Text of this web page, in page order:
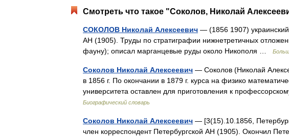
Смотреть что такое "Соколов, Николай
СОКОЛОВ Николай Алексеевич — (1856 1907) украинский
АН (1905). Труды по стратиграфии нижнетретичных
фауну); описал марганцевые руды около Никополя …
Соколов Николай Алексеевич — Соколов (Николай
в 1856 г. По окончании в 1879 г. курса на физико
университета оставлен для приготовления к
Биографический словарь
Соколов Николай Алексеевич — [3(15).10.1856,
член корреспондент Петербургской АН (1905). Окончил